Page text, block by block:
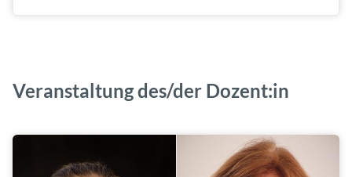
Veranstaltung des/der Dozent:in